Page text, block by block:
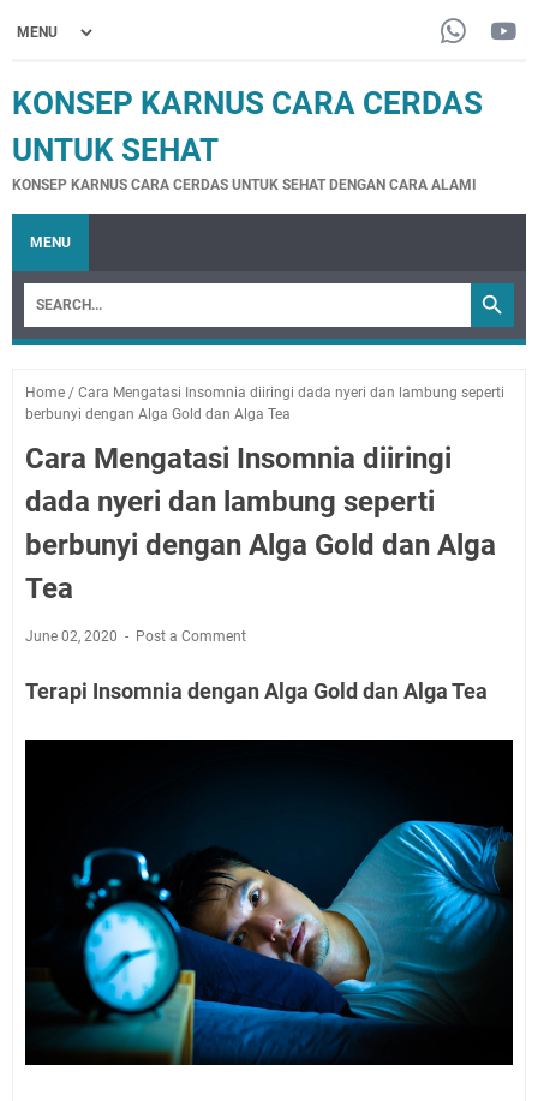
KONSEP KARNUS CARA CERDAS
UNTUK SEHAT
KONSEP KARNUS CARA CERDAS UNTUK SEHAT DENGAN CARA ALAMI
MENU
Home / Cara Mengatasi Insomnia diiringi dada nyeri dan lambung seperti
berbunyi dengan Alga Gold dan Alga Tea
Cara Mengatasi Insomnia diiringi
dada nyeri dan lambung seperti
berbunyi dengan Alga Gold dan Alga
Tea
June 02, 2020 Post a Comment
Terapi Insomnia dengan Alga Gold dan Alga Tea